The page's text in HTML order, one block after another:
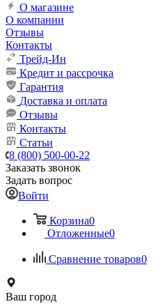
О магазине
О компании
Отзывы
Контакты
Трейд-Ин
Кредит и рассрочка
Гарантия
Доставка и оплата
Отзывы
Контакты
Статьи
8 (800) 500-00-22
Заказать звонок
Задать вопрос
Войти
Корзина0
Отложенные0
Сравнение товаров0
Ваш город